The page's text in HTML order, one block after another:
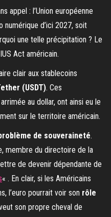
appel : l’Union européenne
d’ici 2027, soit
une telle précipitation ? Le
Act américain.
clair aux stablecoins
(USDT). Ces
au dollar, ont ainsi eu le
sur le territoire américain.
de souveraineté.
membre du directoire de la
de devenir dépendante de
« . En clair, si les Américains
l’euro pourrait voir son rôle
son propre cheval de